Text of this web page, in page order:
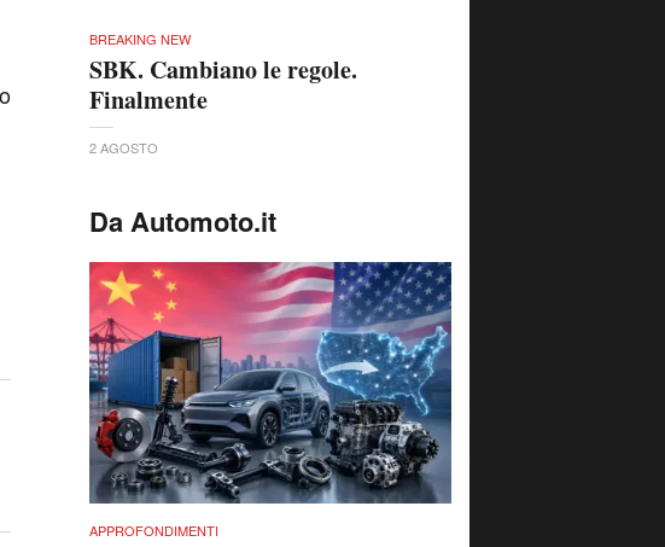
BREAKING NEW
SBK. Cambiano le regole.
Finalmente
2 AGOSTO
Da Automoto.it
APPROFONDIMENTI